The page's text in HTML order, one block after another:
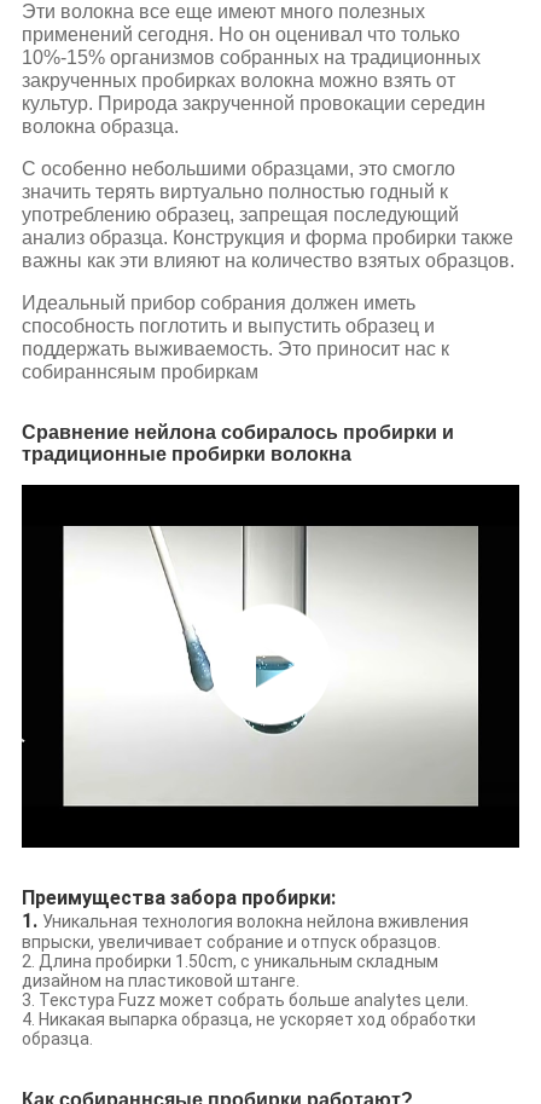
Эти волокна все еще имеют много полезных
применений сегодня. Но он оценивал что только
10%-15% организмов собранных на традиционных
закрученных пробирках волокна можно взять от
культур. Природа закрученной провокации середин
волокна образца.
С особенно небольшими образцами, это смогло
значить терять виртуально полностью годный к
употреблению образец, запрещая последующий
анализ образца. Конструкция и форма пробирки также
важны как эти влияют на количество взятых образцов.
Идеальный прибор собрания должен иметь
способность поглотить и выпустить образец и
поддержать выживаемость. Это приносит нас к
собираннсяым пробиркам
Сравнение нейлона собиралось пробирки и
традиционные пробирки волокна
Преимущества забора пробирки:
1. Уникальная технология волокна нейлона вживления
впрыски, увеличивает собрание и отпуск образцов.
2. Длина пробирки 1.50cm, с уникальным складным
дизайном на пластиковой штанге.
3. Текстура Fuzz может собрать больше analytes цели.
4. Никакая выпарка образца, не ускоряет ход обработки
образца.